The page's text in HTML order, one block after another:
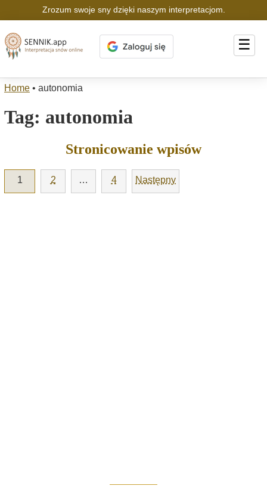
Zrozum swoje sny dzięki naszym interpretacjom.
☰
Home • autonomia
Tag: autonomia
Stronicowanie wpisów
1 2 … 4 Następny